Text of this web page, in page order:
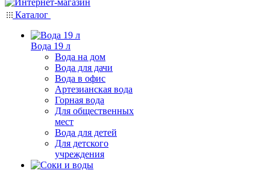
Каталог
Вода 19 л
Вода на дом
Вода для дачи
Вода в офис
Артезианская вода
Горная вода
Для общественных
мест
Вода для детей
Для детского
учреждения